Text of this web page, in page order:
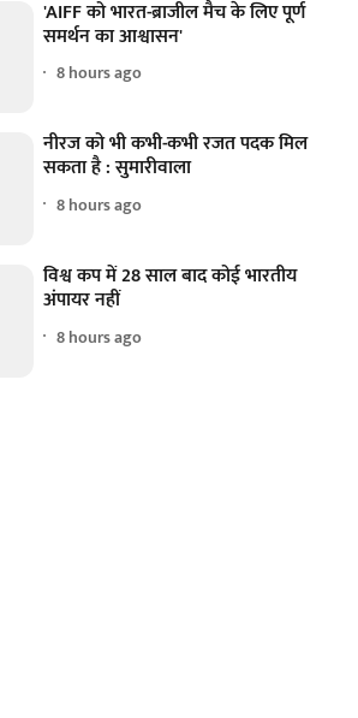
'AIFF को भारत-ब्राजील मैच के लिए पूर्ण
समर्थन का आश्वासन'
8 hours ago
नीरज को भी कभी-कभी रजत पदक मिल
सकता है : सुमारीवाला
8 hours ago
विश्व कप में 28 साल बाद कोई भारतीय
अंपायर नहीं
8 hours ago